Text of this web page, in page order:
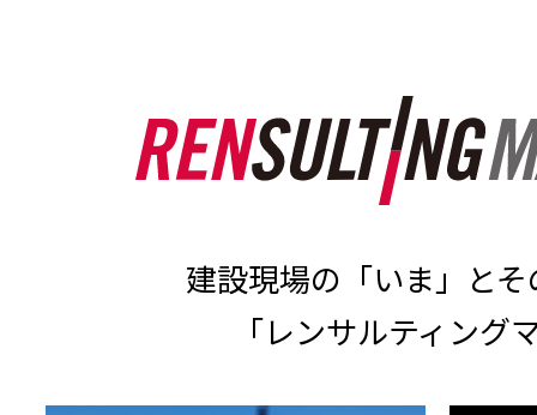
建設現場の「いま」と
「レンサルティング